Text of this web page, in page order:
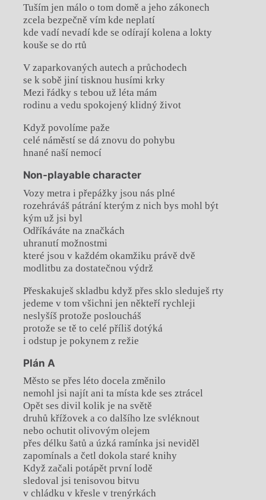
Tuším jen málo o tom domě a jeho zákonech
zcela bezpečně vím kde neplatí
kde vadí nevadí kde se odírají kolena a lokty
kouše se do rtů
V zaparkovaných autech a průchodech
se k sobě jiní tisknou husími krky
Mezi řádky s tebou už léta mám
rodinu a vedu spokojený klidný život
Když povolíme paže
celé náměstí se dá znovu do pohybu
hnané naší nemocí
Non-playable character
Vozy metra i přepážky jsou nás plné
rozehráváš pátrání kterým z nich bys mohl být
kým už jsi byl
Odříkáváte na značkách
uhranutí možnostmi
které jsou v každém okamžiku právě dvě
modlitbu za dostatečnou výdrž
Přeskakuješ skladbu když přes sklo sleduješ rty
jedeme v tom všichni jen někteří rychleji
neslyšíš protože posloucháš
protože se tě to celé příliš dotýká
i odstup je pokynem z režie
Plán A
Město se přes léto docela změnilo
nemohl jsi najít ani ta místa kde ses ztrácel
Opět ses divil kolik je na světě
druhů křížovek a co dalšího lze svléknout
nebo ochutit olivovým olejem
přes délku šatů a úzká ramínka jsi neviděl
zapomínals a četl dokola staré knihy
Když začali potápět první lodě
sledoval jsi tenisovou bitvu
v chládku v křesle v trenýrkách